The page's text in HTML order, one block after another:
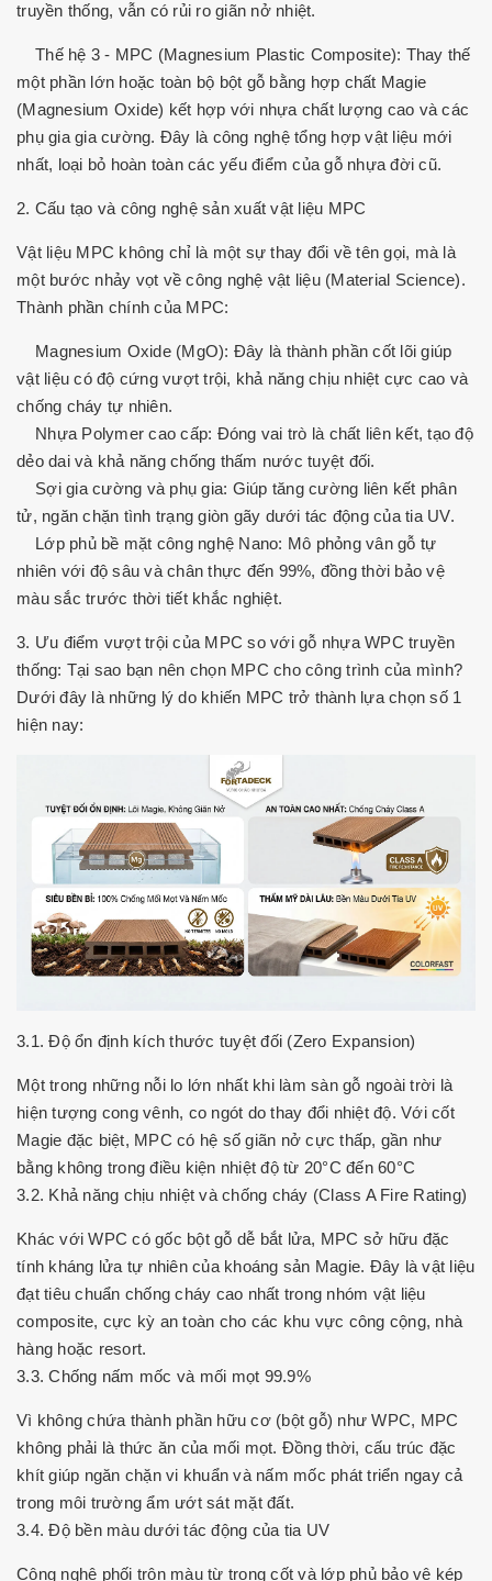
truyền thống, vẫn có rủi ro giãn nở nhiệt.
Thế hệ 3 - MPC (Magnesium Plastic Composite): Thay thế
một phần lớn hoặc toàn bộ bột gỗ bằng hợp chất Magie
(Magnesium Oxide) kết hợp với nhựa chất lượng cao và các
phụ gia gia cường. Đây là công nghệ tổng hợp vật liệu mới
nhất, loại bỏ hoàn toàn các yếu điểm của gỗ nhựa đời cũ.
2. Cấu tạo và công nghệ sản xuất vật liệu MPC
Vật liệu MPC không chỉ là một sự thay đổi về tên gọi, mà là
một bước nhảy vọt về công nghệ vật liệu (Material Science).
Thành phần chính của MPC:
Magnesium Oxide (MgO): Đây là thành phần cốt lõi giúp
vật liệu có độ cứng vượt trội, khả năng chịu nhiệt cực cao và
chống cháy tự nhiên.
Nhựa Polymer cao cấp: Đóng vai trò là chất liên kết, tạo độ
dẻo dai và khả năng chống thấm nước tuyệt đối.
Sợi gia cường và phụ gia: Giúp tăng cường liên kết phân
tử, ngăn chặn tình trạng giòn gãy dưới tác động của tia UV.
Lớp phủ bề mặt công nghệ Nano: Mô phỏng vân gỗ tự
nhiên với độ sâu và chân thực đến 99%, đồng thời bảo vệ
màu sắc trước thời tiết khắc nghiệt.
3. Ưu điểm vượt trội của MPC so với gỗ nhựa WPC truyền
thống: Tại sao bạn nên chọn MPC cho công trình của mình?
Dưới đây là những lý do khiến MPC trở thành lựa chọn số 1
hiện nay:
3.1. Độ ổn định kích thước tuyệt đối (Zero Expansion)
Một trong những nỗi lo lớn nhất khi làm sàn gỗ ngoài trời là
hiện tượng cong vênh, co ngót do thay đổi nhiệt độ. Với cốt
Magie đặc biệt, MPC có hệ số giãn nở cực thấp, gần như
bằng không trong điều kiện nhiệt độ từ 20°C đến 60°C
3.2. Khả năng chịu nhiệt và chống cháy (Class A Fire Rating)
Khác với WPC có gốc bột gỗ dễ bắt lửa, MPC sở hữu đặc
tính kháng lửa tự nhiên của khoáng sản Magie. Đây là vật liệu
đạt tiêu chuẩn chống cháy cao nhất trong nhóm vật liệu
composite, cực kỳ an toàn cho các khu vực công cộng, nhà
hàng hoặc resort.
3.3. Chống nấm mốc và mối mọt 99.9%
Vì không chứa thành phần hữu cơ (bột gỗ) như WPC, MPC
không phải là thức ăn của mối mọt. Đồng thời, cấu trúc đặc
khít giúp ngăn chặn vi khuẩn và nấm mốc phát triển ngay cả
trong môi trường ẩm ướt sát mặt đất.
3.4. Độ bền màu dưới tác động của tia UV
Công nghệ phối trộn màu từ trong cốt và lớp phủ bảo vệ kép